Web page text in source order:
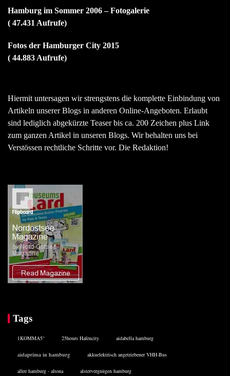
Hamburg im Sommer 2006 – Fotogalerie
( 47.431 Aufrufe)
Fotos der Hamburger City 2015
( 44.883 Aufrufe)
Hiermit untersagen wir strengstens die komplette Einbindung von
Artikeln unserer Blogs in anderen Online-Angeboten. Erlaubt
sind lediglich abgekürzte Teaser bis ca. 200 Zeichen plus Link
zum ganzen Artikel in unseren Blogs. Wir behalten uns bei
Verstössen rechtliche Schritte vor. Die Redaktion!
Tags
1KOMMA5° 25hours Hafencity aidabella hamburg
aidaprima in hamburg akkuelektrisch angetriebener VHH-Bus
allee hamburg - altona alstervergnügen hamburg